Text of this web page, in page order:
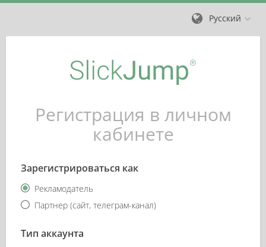
Русский
Регистрация в личном
кабинете
Зарегистрироваться как
Рекламодатель
Партнер (сайт, телеграм-канал)
Тип аккаунта